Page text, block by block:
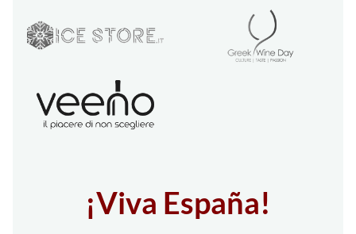
¡Viva España!